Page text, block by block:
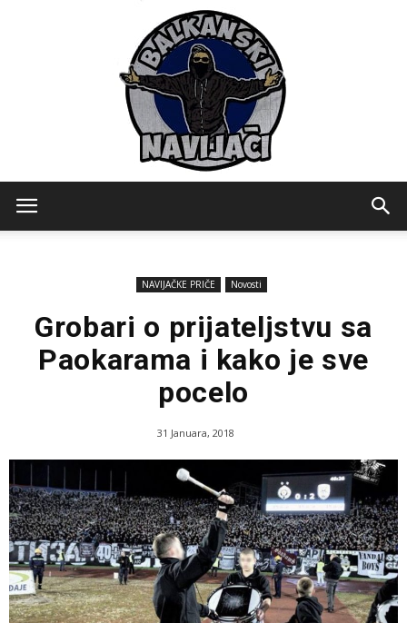
NAVIJAČKE PRIČE Novosti
Grobari o prijateljstvu sa
Paokarama i kako je sve
pocelo
31 Januara, 2018